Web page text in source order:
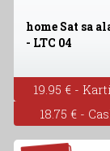
home Sat sa
- LTC 04
19.95 € -
18.75 € -